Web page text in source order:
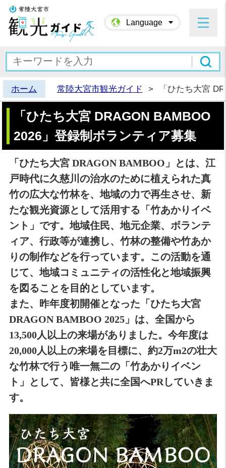
Language
ホーム 常陸大宮市観光ガイド > 「ひたち大宮
「ひたち大宮 DRAGON BAMBOO
2026」登録制ボランティア募集
「ひたち大宮 DRAGON BAMBOO」とは、江
戸時代に久慈川の治水のために植えられた真
竹の広大な竹林を、地域の力で再生させ、新
たな観光資源として活用する「竹あかりイベ
ント」です。地域住民、地元企業、ボランテ
ィア、行政等が連携し、竹林の整備や竹あか
りの制作などを行っています。この活動を通
じて、地域コミュニティの活性化と地域振興
を図ることを目的としています。
また、昨年度初開催となった「ひたち大宮
DRAGON BAMBOO 2025」は、全国から
13,500人以上の来場がありました。今年度は
20,000人以上の来場を目標に、約2万m2の壮大
な竹林で行う唯一無二の「竹あかりイベン
ト」として、皆様と共に全国へPRしていきま
す。